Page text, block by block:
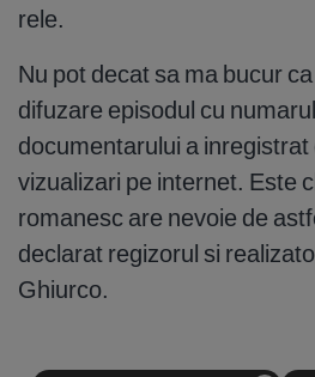
rele.
Nu pot decat sa ma bucur
difuzare episodul cu
documentarului a
vizualizari pe internet. Este
romanesc are nevoie de
declarat regizorul si
Ghiurco.